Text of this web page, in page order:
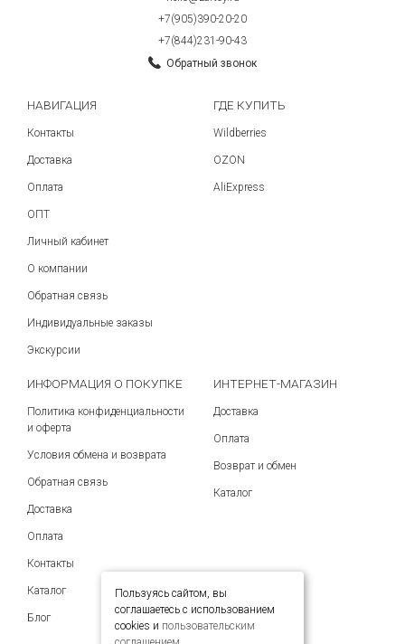
+7(905)390-20-20
+7(844)231-90-43
Обратный звонок
НАВИГАЦИЯ
Контакты
Доставка
Оплата
ОПТ
Личный кабинет
О компании
Обратная связь
Индивидуальные заказы
Экскурсии
ГДЕ КУПИТЬ
Wildberries
OZON
AliExpress
ИНФОРМАЦИЯ О ПОКУПКЕ
Политика конфиденциальности
и оферта
Условия обмена и возврата
Обратная связь
Доставка
Оплата
Контакты
Каталог
Блог
ИНТЕРНЕТ-МАГАЗИН
Доставка
Оплата
Возврат и обмен
Каталог
Пользуясь сайтом, вы
соглашаетесь с использованием
cookies и пользовательским